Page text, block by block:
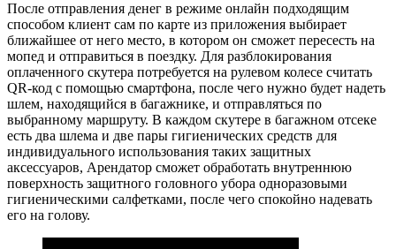
После отправления денег в режиме онлайн подходящим
способом клиент сам по карте из приложения выбирает
ближайшее от него место, в котором он сможет пересесть на
мопед и отправиться в поездку. Для разблокирования
оплаченного скутера потребуется на рулевом колесе считать
QR-код с помощью смартфона, после чего нужно будет надеть
шлем, находящийся в багажнике, и отправляться по
выбранному маршруту. В каждом скутере в багажном отсеке
есть два шлема и две пары гигиенических средств для
индивидуального использования таких защитных
аксессуаров, Арендатор сможет обработать внутреннюю
поверхность защитного головного убора одноразовыми
гигиеническими салфетками, после чего спокойно надевать
его на голову.